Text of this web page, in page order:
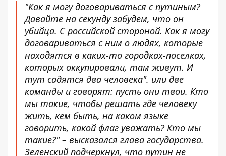
"Как я могу договариваться с путиным?
Давайте на секунду забудем, что он
убийца. С российской стороной. Как я могу
договариваться с ним о людях, которые
находятся в каких-то городках-поселках,
которых оккупировали, там живут. И
тут садятся два человека". или две
команды и говорят: пусть они твои. Кто
мы такие, чтобы решать где человеку
жить, кем быть, на каком языке
говорить, какой флаг уважать? Кто мы
такие?" – высказался глава государства.
Зеленский подчеркнул, что путин не